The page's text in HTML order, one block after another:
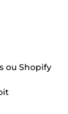
ou Shopify